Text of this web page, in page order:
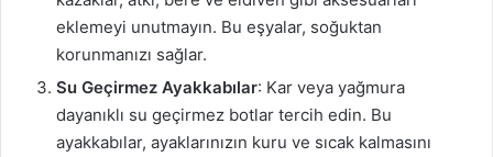
eklemeyi unutmayın. Bu eşyalar, soğuktan
korunmanızı sağlar.
Su Geçirmez Ayakkabılar: Kar veya yağmura
dayanıklı su geçirmez botlar tercih edin. Bu
ayakkabılar, ayaklarınızın kuru ve sıcak kalmasını